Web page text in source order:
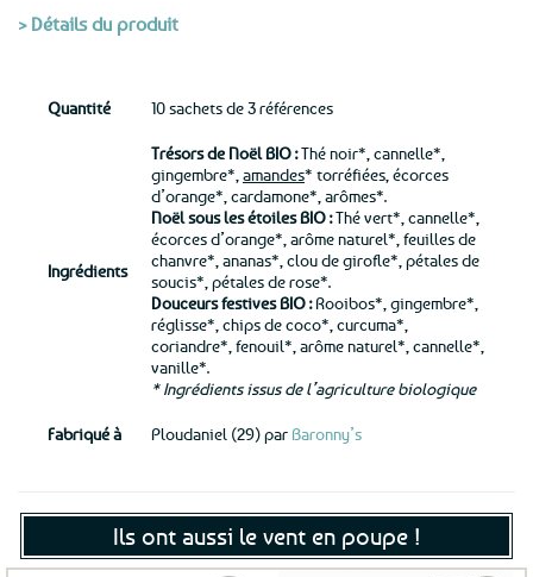
> Détails du produit
Quantité 10 sachets de 3 références
Ingrédients
Trésors de Noël BIO :Thé noir*, cannelle*,
gingembre*, amandes* torréfiées, écorces
d’orange*, cardamone*, arômes*.
Noël sous les étoiles BIO :Thé vert*, cannelle*,
écorces d’orange*, arôme naturel*, feuilles de
chanvre*, ananas*, clou de girofle*, pétales de
soucis*, pétales de rose*.
Douceurs festives BIO :Rooibos*, gingembre*,
réglisse*, chips de coco*, curcuma*,
coriandre*, fenouil*, arôme naturel*, cannelle*,
vanille*.
* Ingrédients issus de l’agriculture biologique
Fabriqué à Ploudaniel (29) par Baronny’s
Ils ont aussi le vent en poupe !